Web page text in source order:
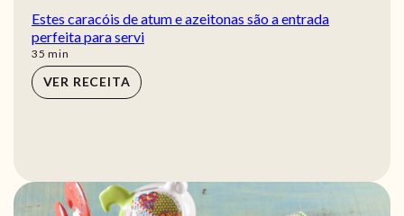
Estes caracóis de atum e azeitonas são a entrada
perfeita para servi
35 min
min
VER RECEITA